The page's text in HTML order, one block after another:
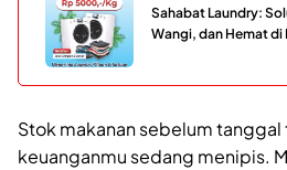
Sahabat Laundry:
Wangi, dan Hemat di
Stok makanan sebelum tanggal
keuanganmu sedang menipis.